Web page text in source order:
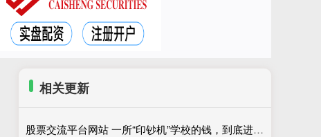
相关更新
股票交流平台网站 一所“印钞机”学校的钱，到底进了谁的口袋？